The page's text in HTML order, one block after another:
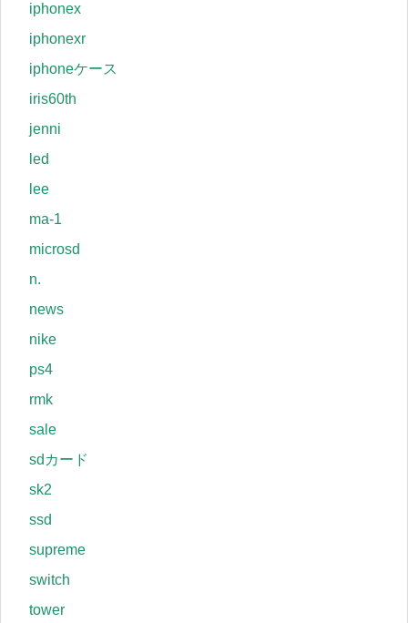
iphonex
iphonexr
iphoneケース
iris60th
jenni
led
lee
ma-1
microsd
n.
news
nike
ps4
rmk
sale
sdカード
sk2
ssd
supreme
switch
tower